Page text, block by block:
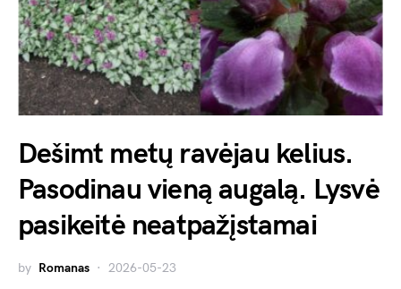
Dešimt metų ravėjau kelius.
Pasodinau vieną augalą. Lysvė
pasikeitė neatpažįstamai
by Romanas 2026-05-23